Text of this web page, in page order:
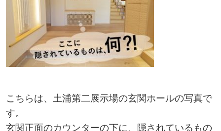
こちらは、土浦第二展示場の玄関ホールの写真で
す。
玄関正面のカウンターの下に、隠されているもの